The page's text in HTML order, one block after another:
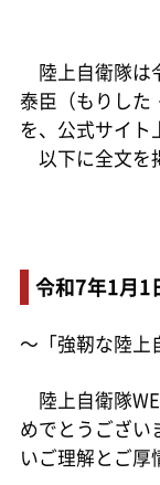
陸上自衛隊は
泰臣（もりした
を、公式サイト
以下に全文を
令和7年1月
～「強靭な陸上
陸上自衛隊
めでとうござい
いご理解とご厚